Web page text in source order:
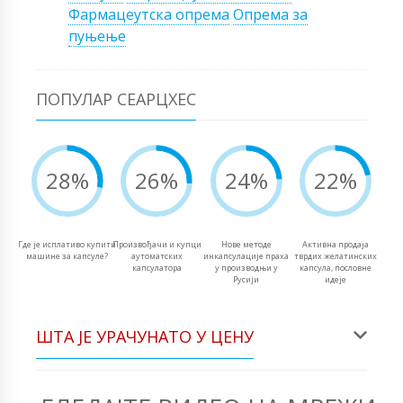
Фармацеутска опрема Опрема за
пуњење
ПОПУЛАР СЕАРЦХЕС
28%
Где је исплативо купити
машине за капсуле?
26%
Произвођачи и купци
аутоматских
капсулатора
24%
Нове методе
инкапсулације праха
у производњи у
Русији
22%
Активна продаја
тврдих желатинских
капсула, пословне
идеје
ШТА ЈЕ УРАЧУНАТО У ЦЕНУ